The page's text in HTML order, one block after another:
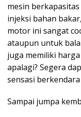
mesin
injeksi bahan
motor ini sangat
ataupun untuk
juga memiliki
apalagi? Segera
sensasi
Sampai jumpa